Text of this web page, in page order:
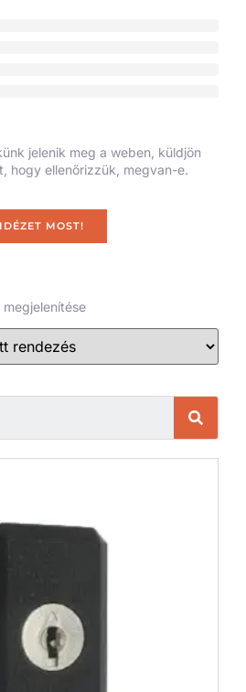
jelenik meg a weben, küldjön
hogy ellenőrizzük, megvan-e.
IDÉZET MOST!